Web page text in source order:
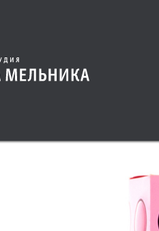
Все проекты